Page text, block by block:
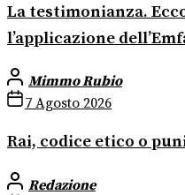
La testimonianza.
l’applicazione
Mimmo Rubio
7 Agosto 2026
Rai, codice etico o
Redazione